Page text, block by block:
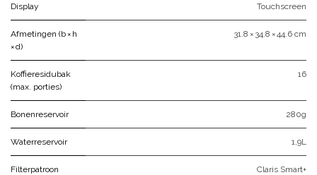
Display Touchscreen
Afmetingen (b × h
× d)
31.8 × 34.8 × 44.6 cm
Koffieresidubak
(max. porties)
16
Bonenreservoir 280g
Waterreservoir 1,9L
Filterpatroon Claris Smart+